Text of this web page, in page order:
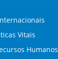
Vitais
Humanos